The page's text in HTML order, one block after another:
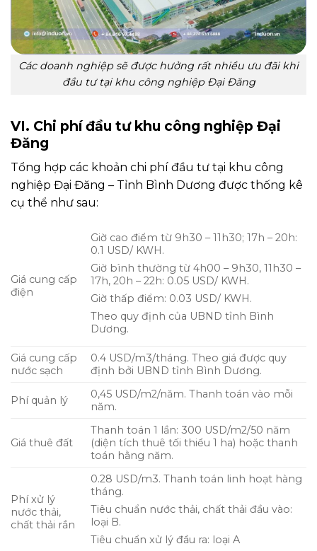
Các doanh nghiệp sẽ được hưởng rất nhiều ưu đãi khi
đầu tư tại khu công nghiệp Đại Đăng
VI. Chi phí đầu tư khu công nghiệp Đại
Đăng
Tổng hợp các khoản chi phí đầu tư tại khu công
nghiệp Đại Đăng – Tỉnh Bình Dương được thống kê
cụ thể như sau:
Giá cung cấp
điện
Giờ cao điểm từ 9h30 – 11h30; 17h – 20h:
0.1 USD/ KWH.
Giờ bình thường từ 4h00 – 9h30, 11h30 –
17h, 20h – 22h: 0.05 USD/ KWH.
Giờ thấp điểm: 0.03 USD/ KWH.
Theo quy định của UBND tỉnh Bình
Dương.
Giá cung cấp
nước sạch
0.4 USD/m3/tháng. Theo giá được quy
định bởi UBND tỉnh Bình Dương.
Phí quản lý
0,45 USD/m2/năm. Thanh toán vào mỗi
năm.
Giá thuê đất
Thanh toán 1 lần: 300 USD/m2/50 năm
(diện tích thuê tối thiểu 1 ha) hoặc thanh
toán hằng năm.
Phí xử lý
nước thải,
chất thải rắn
0.28 USD/m3. Thanh toán linh hoạt hàng
tháng.
Tiêu chuẩn nước thải, chất thải đầu vào:
loại B.
Tiêu chuẩn xử lý đầu ra: loại A